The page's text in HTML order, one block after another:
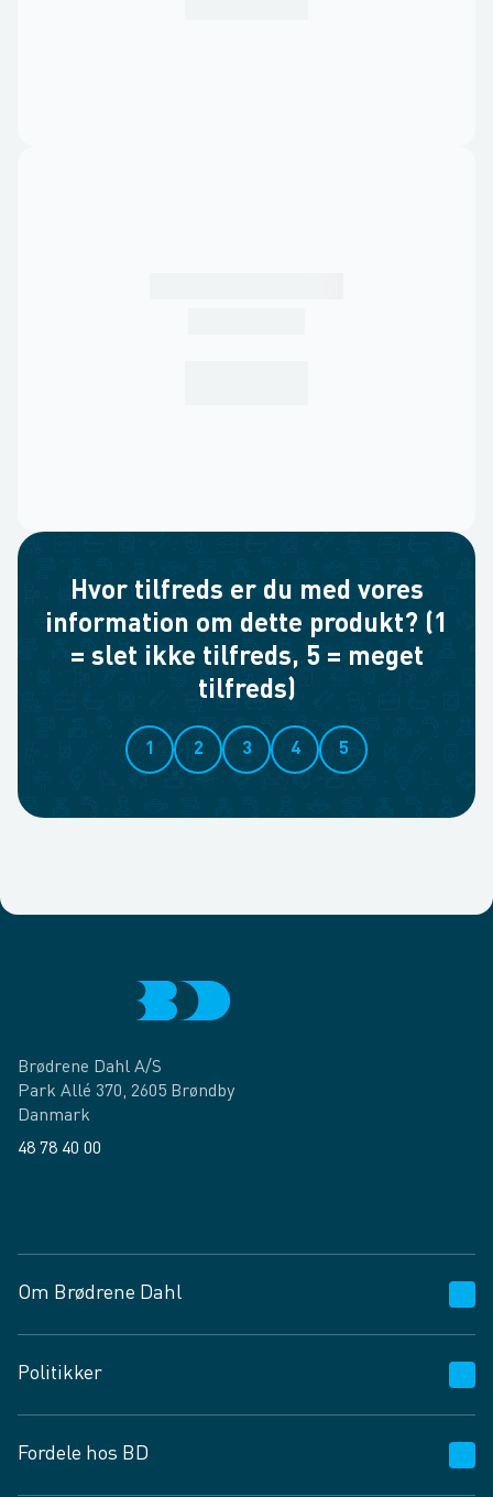
Hvor tilfreds er du med vores
information om dette produkt? (1
= slet ikke tilfreds, 5 = meget
tilfreds)
1 2 3 4 5
Brødrene Dahl A/S
Park Allé 370, 2605 Brøndby
Danmark
48 78 40 00
Om Brødrene Dahl
Vagttelefon 30 10 89 89
Spørgsmål og svar
Job og karriere
Politikker
Privatlivspolitik
Fordele hos BD